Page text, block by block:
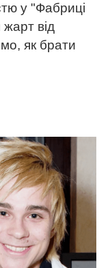
у "Фабриці
від
як брати